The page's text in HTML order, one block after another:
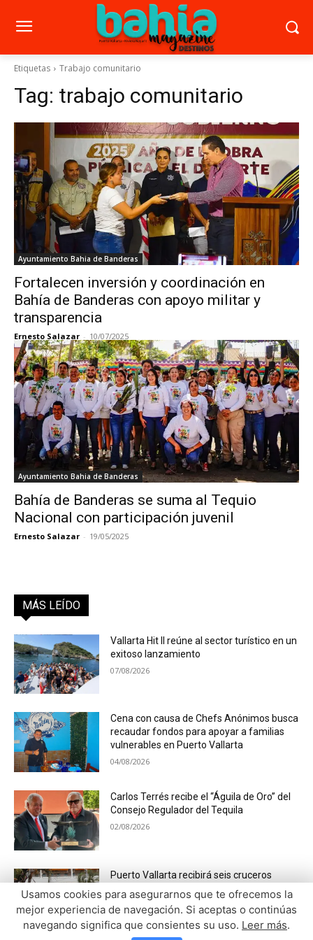
Etiquetas Trabajo comunitario
Tag: trabajo comunitario
Ayuntamiento Bahia de Banderas
Fortalecen inversión y coordinación en
Bahía de Banderas con apoyo militar y
transparencia
Ernesto Salazar - 10/07/2025
Ayuntamiento Bahia de Banderas
Bahía de Banderas se suma al Tequio
Nacional con participación juvenil
Ernesto Salazar - 19/05/2025
MÁS LEÍDO
Vallarta Hit II reúne al sector turístico en un
exitoso lanzamiento
07/08/2026
Cena con causa de Chefs Anónimos busca
recaudar fondos para apoyar a familias
vulnerables en Puerto Vallarta
04/08/2026
Carlos Terrés recibe el “Águila de Oro” del
Consejo Regulador del Tequila
02/08/2026
Puerto Vallarta recibirá seis cruceros
internacionales en agosto y duplica los
arribos del año pasado
02/08/2026
Usamos cookies para asegurarnos que te ofrecemos la
mejor experiencia de navegación. Si aceptas o continúas
navegando significa que consientes su uso. Leer más.